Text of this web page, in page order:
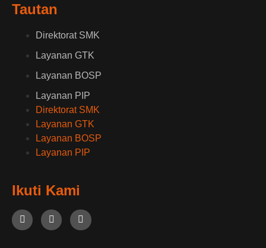
Tautan
Direktorat SMK
Layanan GTK
Layanan BOSP
Layanan PIP
Direktorat SMK
Layanan GTK
Layanan BOSP
Layanan PIP
Ikuti Kami